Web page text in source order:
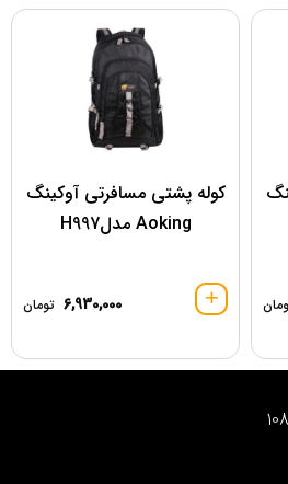
کوله پشتی مسافرتی آوکینگ
Aoking مدلH997
6,930,000 تومان